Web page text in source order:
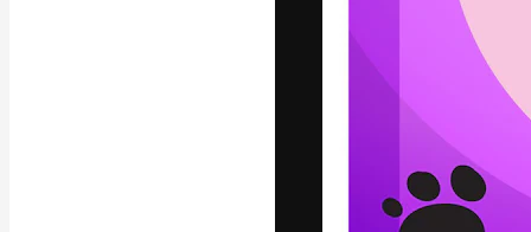
Copyright © 2010-